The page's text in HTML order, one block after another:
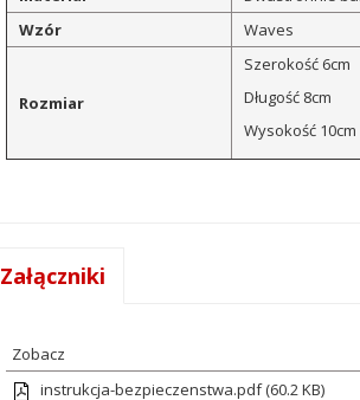
Wzór
Waves
Rozmiar
Szerokość 6cm
Długość 8cm
Wysokość 10cm
Załączniki
Zobacz
instrukcja-bezpieczenstwa.pdf (60.2 KB)